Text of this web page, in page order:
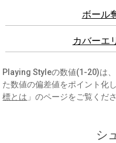
ボール
カバーエ
Playing Styleの数値(1-20)は
た数値の偏差値をポイント化
標とは 」のページをご覧くださ
シ